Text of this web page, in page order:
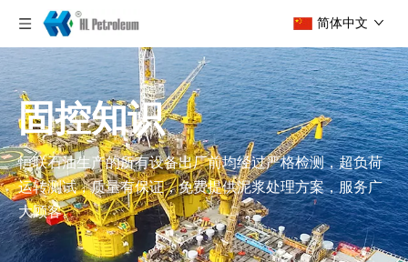
简体中文
固控知识
恒联石油生产的所有设备出厂前均经过严格检测，超负荷
运转测试，质量有保证，免费提供泥浆处理方案，服务广
大顾客。